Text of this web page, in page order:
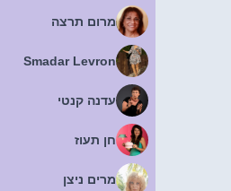
מרום תרצה
Smadar Levron
עדנה קנטי
חן תעוז
מרים ניצן